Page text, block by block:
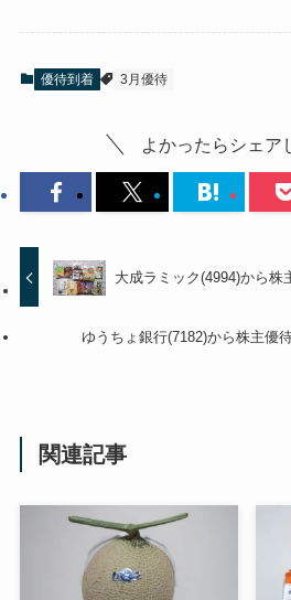
優待到着 3月優待
よかったらシェア
大成ラミック(4994)から株
ゆうちょ銀行(7182)から株主優
関連記事